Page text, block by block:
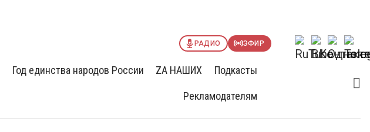
РАДИО ЭФИР
Год единства народов России ZА НАШИХ Подкасты
Рекламодателям